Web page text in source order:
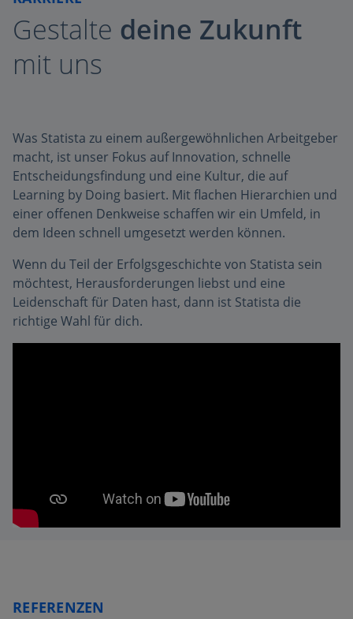
Gestalte deine Zukunft
mit uns
Was Statista zu einem außergewöhnlichen Arbeitgeber
macht, ist unser Fokus auf Innovation, schnelle
Entscheidungsfindung und eine Kultur, die auf
Learning by Doing basiert. Mit flachen Hierarchien und
einer offenen Denkweise schaffen wir ein Umfeld, in
dem Ideen schnell umgesetzt werden können.
Wenn du Teil der Erfolgsgeschichte von Statista sein
möchtest, Herausforderungen liebst und eine
Leidenschaft für Daten hast, dann ist Statista die
richtige Wahl für dich.
REFERENZEN